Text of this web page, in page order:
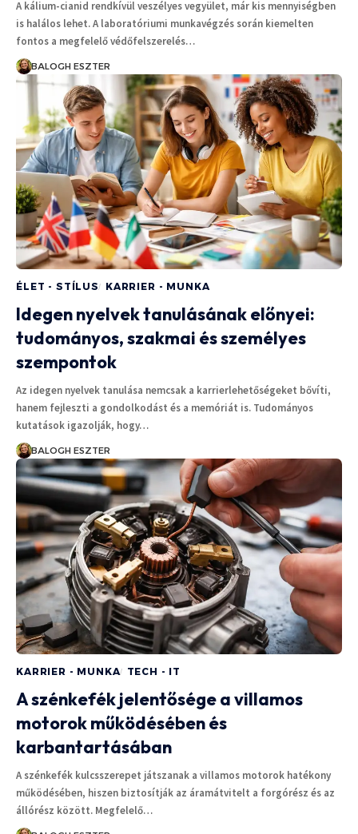
A kálium-cianid rendkívül veszélyes vegyület, már kis mennyiségben
is halálos lehet. A laboratóriumi munkavégzés során kiemelten
fontos a megfelelő védőfelszerelés…
BALOGH ESZTER
ÉLET - STÍLUS KARRIER - MUNKA
Idegen nyelvek tanulásának előnyei:
tudományos, szakmai és személyes
szempontok
Az idegen nyelvek tanulása nemcsak a karrierlehetőségeket bővíti,
hanem fejleszti a gondolkodást és a memóriát is. Tudományos
kutatások igazolják, hogy…
BALOGH ESZTER
KARRIER - MUNKA TECH - IT
A szénkefék jelentősége a villamos
motorok működésében és
karbantartásában
A szénkefék kulcsszerepet játszanak a villamos motorok hatékony
működésében, hiszen biztosítják az áramátvitelt a forgórész és az
állórész között. Megfelelő…